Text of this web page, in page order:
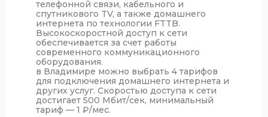
телефонной связи, кабельного и
спутникового TV, а также домашнего
интернета по технологии FTTB.
Высокоскоростной доступ к сети
обеспечивается за счет работы
современного коммуникационного
оборудования.
в Владимире можно выбрать 4 тарифов
для подключения домашнего интернета и
других услуг. Скоростью доступа к сети
достигает 500 Мбит/сек, минимальный
тариф — 1 ₽/мес.